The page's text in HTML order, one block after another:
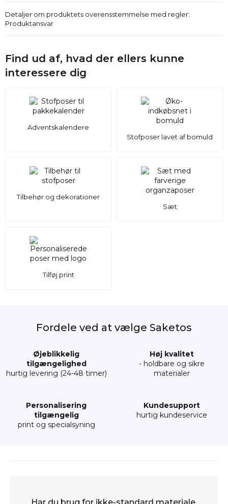
Detaljer om produktets overensstemmelse med regler:
Produktansvar
Find ud af, hvad der ellers kunne
interessere dig
Adventskalendere
Stofposer lavet af bomuld
Tilbehør og dekorationer
Sæt
Tilføj print
Fordele ved at vælge Saketos
Øjeblikkelig
tilgængelighed
hurtig levering (24-48 timer)
Høj kvalitet
- holdbare og sikre
materialer
Personalisering
tilgængelig
print og specialsyning
Kundesupport
hurtig kundeservice